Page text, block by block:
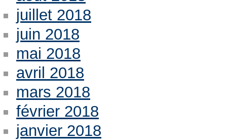
juillet 2018
juin 2018
mai 2018
avril 2018
mars 2018
février 2018
janvier 2018